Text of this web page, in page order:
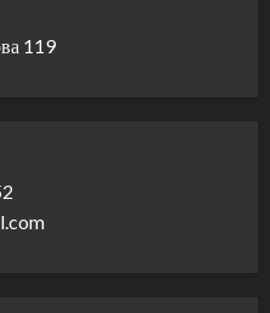
119